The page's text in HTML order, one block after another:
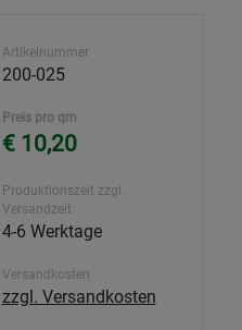
Artikelnummer
200-025
Preis pro qm
€ 10,20
Produktionszeit zzgl.
Versandzeit
4-6 Werktage
Versandkosten
zzgl. Versandkosten